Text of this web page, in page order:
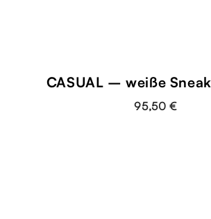
CASUAL – weiße
95,50 €